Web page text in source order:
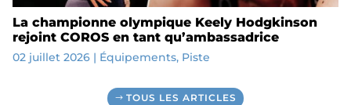
La championne olympique Keely Hodgkinson
rejoint COROS en tant qu’ambassadrice
02 juillet 2026| Équipements, Piste
TOUS LES ARTICLES